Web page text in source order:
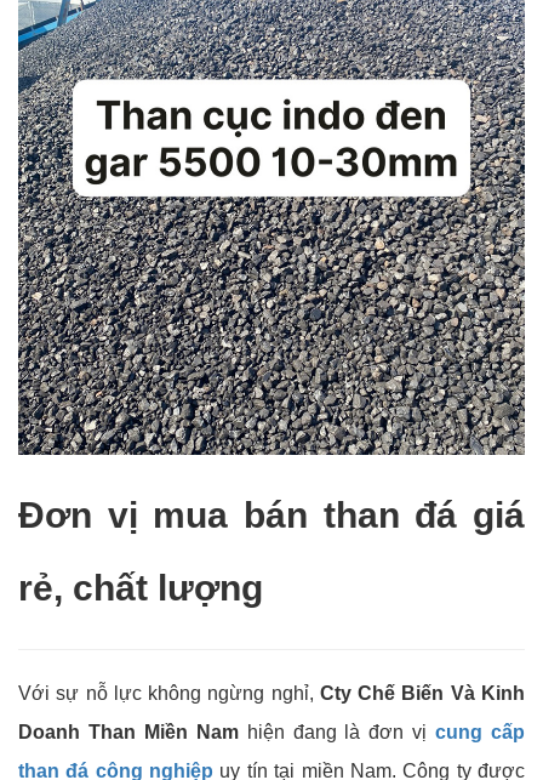
Đơn vị mua bán than đá giá
rẻ, chất lượng
Với sự nỗ lực không ngừng nghỉ, Cty Chế Biến Và Kinh
Doanh Than Miền Namhiện đang là đơn vịcung cấp
than đá công nghiệp uy tín tại miền Nam. Công ty được